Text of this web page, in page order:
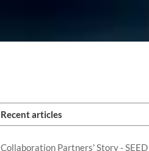
Recent articles
Collaboration Partners' Story -